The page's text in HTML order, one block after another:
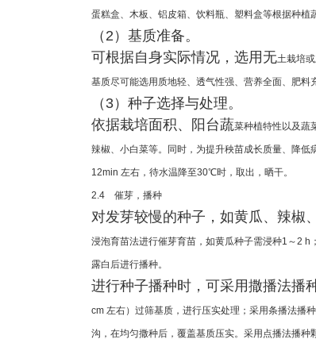
蛋糕盒、木板、铝皮箱、饮料瓶、塑料盒等根据种植
（2）基质准备。
可根据自身实际情况，选用无土栽培
基质尽可能选用质地轻、透气性强、营养全面、肥料
（3）种子选择与处理。
依据栽培面积、阳台蔬菜种植特性以及蔬
辣椒、小白菜等。同时，为提升秧苗成长质量、 降低
12min 左右，待水温降至30℃时，取出，晒干。
2.4 催芽，播种
对发芽较慢的种子，如黄瓜、辣椒
浸泡育苗法进行催芽育苗， 如黄瓜种子需浸种1～2 h
露白后进行播种。
进行种子播种时，可采用撒播法播
cm 左右）过筛基质，进行压实处理；采用条播法播
沟，在均匀撒种后，覆盖基质压实。 采用点播法播种